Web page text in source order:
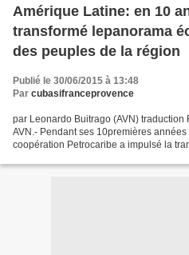
Amérique Latine: en 10
transformé lepanorama
des peuples de la région
Publié le 30/06/2015 à 13:48
Par cubasifranceprovence
par Leonardo Buitrago (AVN)
AVN.- Pendant ses 10premières
coopération Petrocaribe a impulsé la